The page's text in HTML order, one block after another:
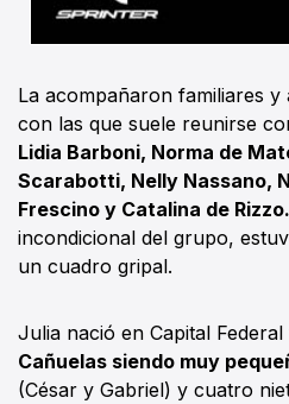
La acompañaron familiares y
con las que suele reunirse
Lidia Barboni, Norma de
Scarabotti, Nelly Nassano,
Frescino y Catalina de
incondicional del grupo,
un cuadro gripal.
Julia nació en Capital Federal
Cañuelas siendo muy
(César y Gabriel) y cuatro